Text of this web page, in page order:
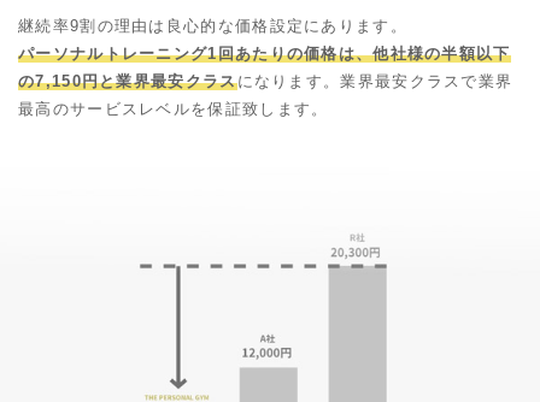
継続率9割の理由は良心的な価格設定にあります。
パーソナルトレーニング1回あたりの価格は、他社様の半額以下
の7,150円と業界最安クラスになります。業界最安クラスで業界
最高のサービスレベルを保証致します。